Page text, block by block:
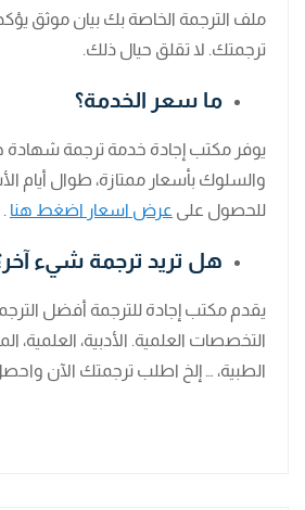
ملف الترجمة الخاصة بك بيان موثق
ترجمتك. لا تقلق حيال ذلك.
ما سعر الخدمة؟
يوفر مكتب إجادة خدمة ترجمة
والسلوك بأسعار ممتازة، طوال أيام
للحصول على عرض اسعار اضغط هنا .
هل تريد ترجمة شيء
يقدم مكتب إجادة للترجمة أفضل
التخصصات العلمية. الأدبية، العلمية،
الطبية، … إلخ اطلب ترجمتك الآن